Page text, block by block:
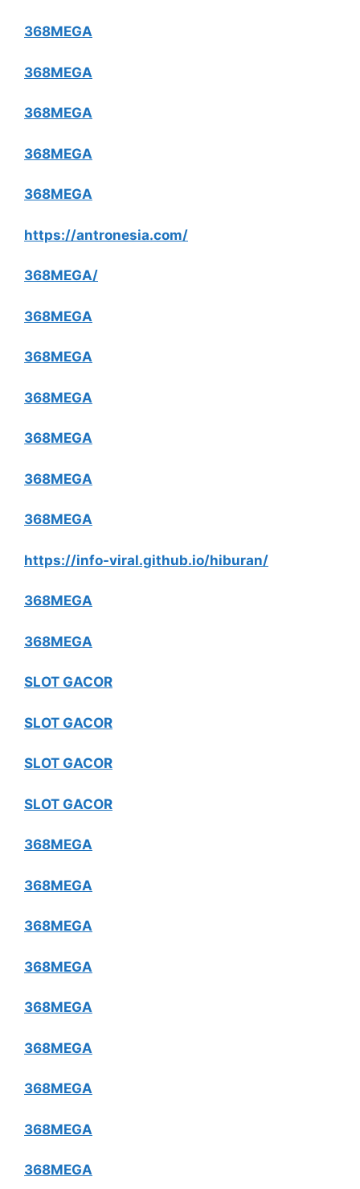
368MEGA
368MEGA
368MEGA
368MEGA
368MEGA
https://antronesia.com/
368MEGA/
368MEGA
368MEGA
368MEGA
368MEGA
368MEGA
368MEGA
https://info-viral.github.io/hiburan/
368MEGA
368MEGA
SLOT GACOR
SLOT GACOR
SLOT GACOR
SLOT GACOR
368MEGA
368MEGA
368MEGA
368MEGA
368MEGA
368MEGA
368MEGA
368MEGA
368MEGA